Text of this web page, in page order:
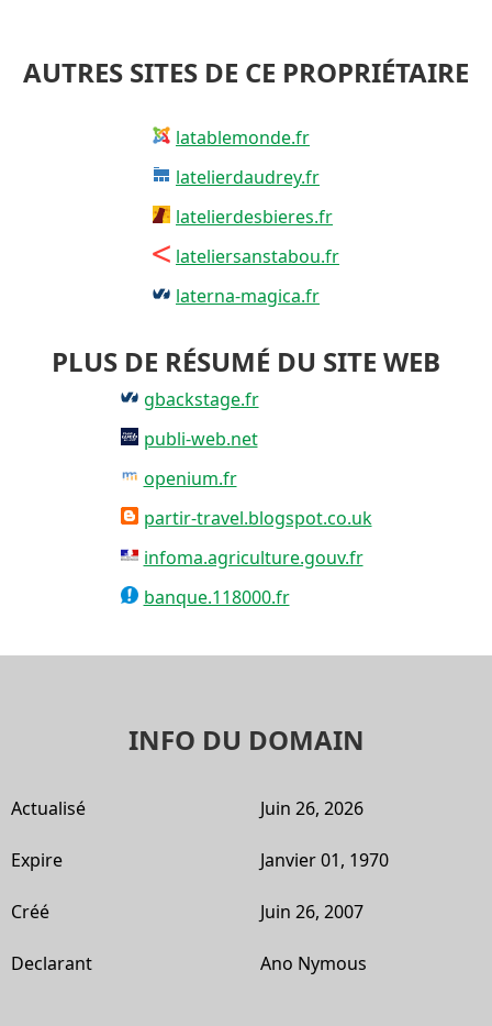
AUTRES SITES DE CE PROPRIÉTAIRE
latablemonde.fr
latelierdaudrey.fr
latelierdesbieres.fr
lateliersanstabou.fr
laterna-magica.fr
PLUS DE RÉSUMÉ DU SITE WEB
gbackstage.fr
publi-web.net
openium.fr
partir-travel.blogspot.co.uk
infoma.agriculture.gouv.fr
banque.118000.fr
INFO DU DOMAIN
Actualisé Juin 26, 2026
Expire Janvier 01, 1970
Créé Juin 26, 2007
Declarant Ano Nymous